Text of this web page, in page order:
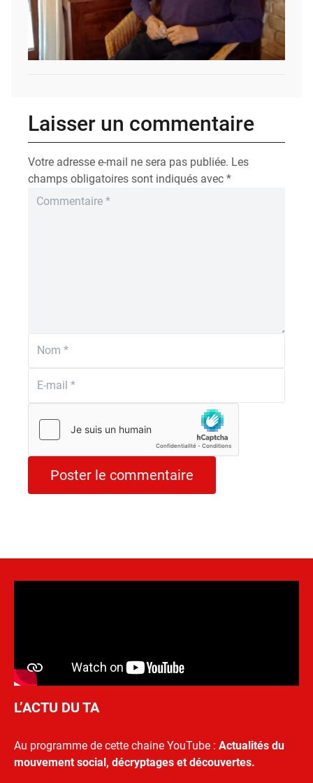
Laisser un commentaire
Votre adresse e-mail ne sera pas publiée. Les
champs obligatoires sont indiqués avec *
L’ACTU DU TA
Au programme de cette chaine YouTube : Actualités du
mouvement social, décryptages et découvertes.